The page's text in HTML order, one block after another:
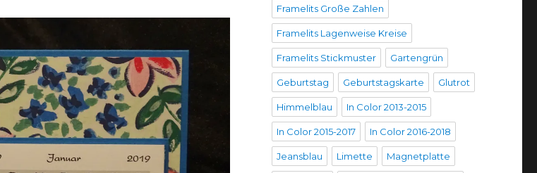
Framelits Große Zahlen
Framelits Lagenweise Kreise
Framelits Stickmuster Gartengrün
Geburtstag Geburtstagskarte Glutrot
Himmelblau In Color 2013-2015
In Color 2015-2017 In Color 2016-2018
Jeansblau Limette Magnetplatte